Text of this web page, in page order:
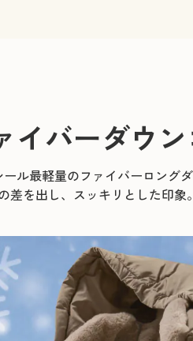
イバーダウ
ル最軽量のファイバーロング
差を出し、スッキリとした印象